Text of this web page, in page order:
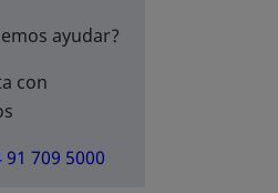
ayudar?
con
91 709 5000